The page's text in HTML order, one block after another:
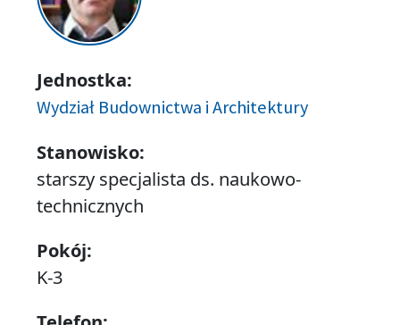
Jednostka:
Wydział Budownictwa i Architektury
Stanowisko:
starszy specjalista ds. naukowo-
technicznych
Pokój:
K-3